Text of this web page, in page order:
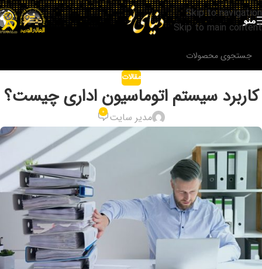
Skip to navigation
Skip to main content
منو
مقالات
کاربرد سیستم اتوماسیون اداری چیست؟
مدیر سایت 0